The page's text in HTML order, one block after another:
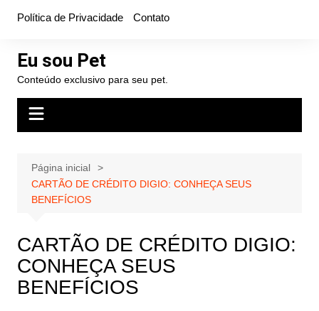
conteúdo
Política de Privacidade Contato
Eu sou Pet
Conteúdo exclusivo para seu pet.
Página inicial
CARTÃO DE CRÉDITO DIGIO: CONHEÇA SEUS
BENEFÍCIOS
CARTÃO DE CRÉDITO DIGIO:
CONHEÇA SEUS
BENEFÍCIOS